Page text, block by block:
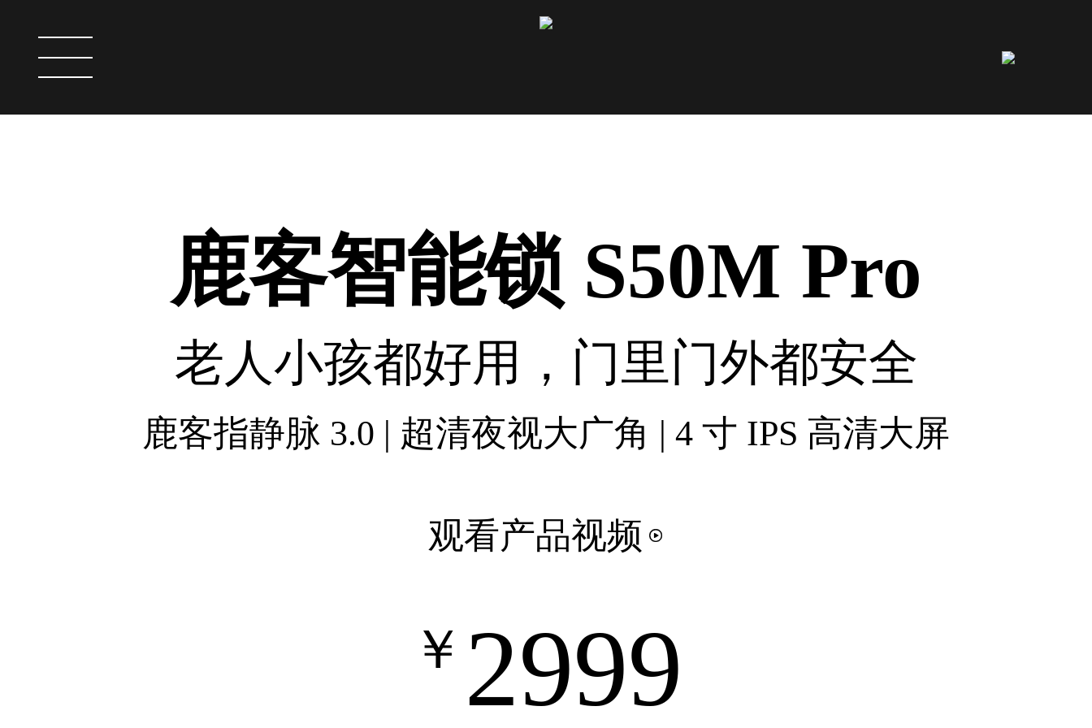
服务支持
鹿客智能锁 S50M Pro
老人小孩都好用，门里门外都安全
鹿客指静脉 3.0 | 超清夜视大广角 | 4 寸 IPS 高清大屏
观看产品视频
￥ 2999